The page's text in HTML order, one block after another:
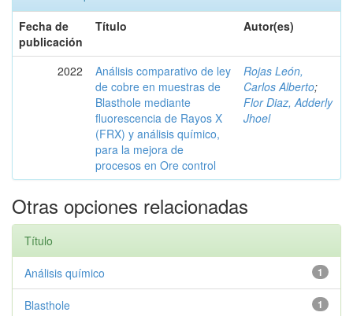
Fecha de
publicación
Título Autor(es)
2022
Análisis comparativo de ley
de cobre en muestras de
Blasthole mediante
fluorescencia de Rayos X
(FRX) y análisis químico,
para la mejora de
procesos en Ore control
Rojas León,
Carlos Alberto;
Flor Diaz, Adderly
Jhoel
Otras opciones relacionadas
Título
1
Análisis químico
1
Blasthole